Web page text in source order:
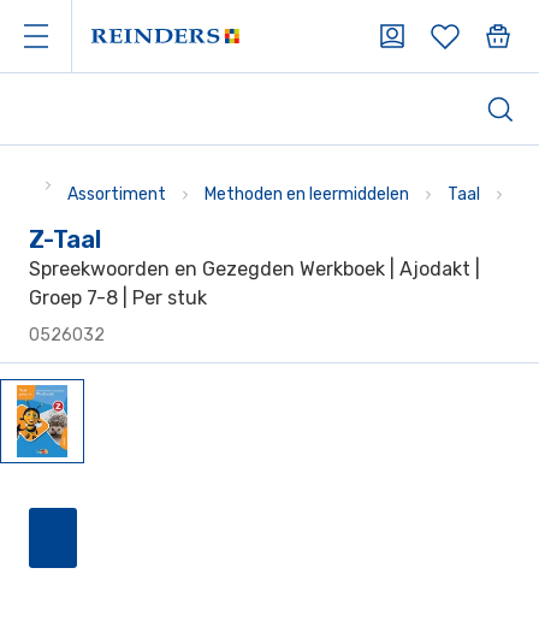
Assortiment Methoden en leermiddelen Taal
Z-Taal
Spreekwoorden en Gezegden Werkboek | Ajodakt |
Groep 7-8 | Per stuk
0526032